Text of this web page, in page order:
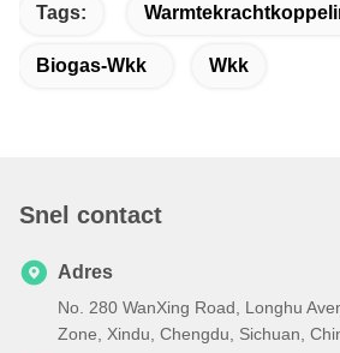
Tags:
Biogas-Wkk Wkk
Snel contact
Adres
No. 280 WanXing Road, Longhu
Zone, Xindu, Chengdu, Sichuan,